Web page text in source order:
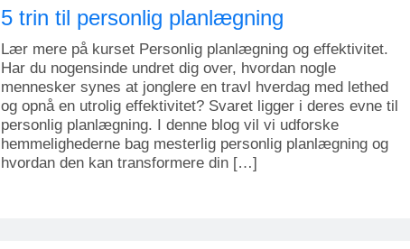
5 trin til personlig planlægning
Lær mere på kurset Personlig planlægning og effektivitet.
Har du nogensinde undret dig over, hvordan nogle
mennesker synes at jonglere en travl hverdag med lethed
og opnå en utrolig effektivitet? Svaret ligger i deres evne til
personlig planlægning. I denne blog vil vi udforske
hemmelighederne bag mesterlig personlig planlægning og
hvordan den kan transformere din […]